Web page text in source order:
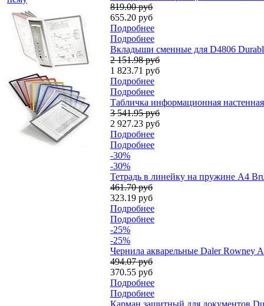
819.00 руб
655.20 руб
Подробнее
Подробнее
Вкладыши сменные для D4806
2 151.98 руб
1 823.71 руб
Подробнее
Подробнее
Табличка информационная
3 541.95 руб
2 927.23 руб
Подробнее
Подробнее
-30%
-30%
Тетрадь в линейку на пружине А4
461.70 руб
323.19 руб
Подробнее
Подробнее
-25%
-25%
Чернила акварельные Daler Rowney
494.07 руб
370.55 руб
Подробнее
Подробнее